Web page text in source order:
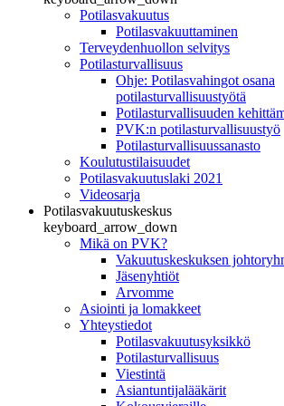
Potilasvakuutus
Potilasvakuuttaminen
Terveydenhuollon selvitys
Potilasturvallisuus
Ohje: Potilasvahingot osana
potilasturvallisuustyötä
Potilasturvallisuuden
PVK:n potilasturvallisuustyö
Potilasturvallisuussanasto
Koulutustilaisuudet
Potilasvakuutuslaki 2021
Videosarja
Potilasvakuutuskeskus
keyboard_arrow_down
Mikä on PVK?
Vakuutuskeskuksen
Jäsenyhtiöt
Arvomme
Asiointi ja lomakkeet
Yhteystiedot
Potilasvakuutusyksikkö
Potilasturvallisuus
Viestintä
Asiantuntijalääkärit